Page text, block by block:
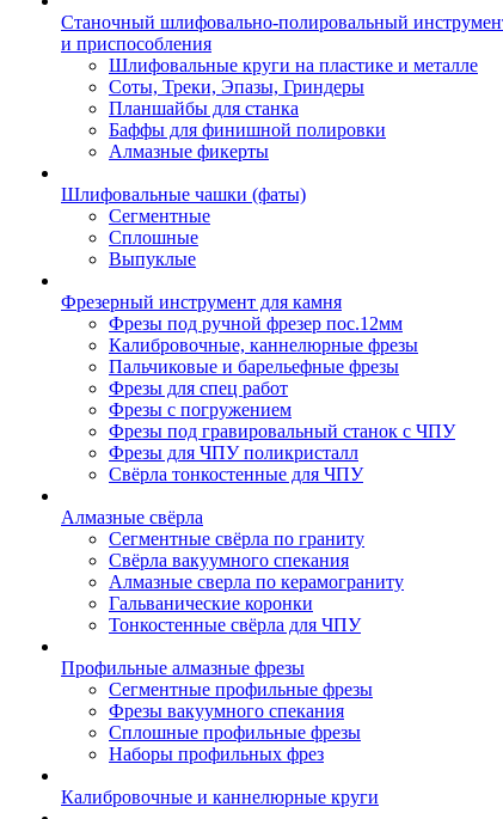
Станочный шлифовально-полировальный
и приспособления
Шлифовальные круги на пластике и металле
Соты, Треки, Эпазы, Гриндеры
Планшайбы для станка
Баффы для финишной полировки
Алмазные фикерты
Шлифовальные чашки (фаты)
Сегментные
Сплошные
Выпуклые
Фрезерный инструмент для камня
Фрезы под ручной фрезер пос.12мм
Калибровочные, каннелюрные фрезы
Пальчиковые и барельефные фрезы
Фрезы для спец работ
Фрезы с погружением
Фрезы под гравировальный станок с ЧПУ
Фрезы для ЧПУ поликристалл
Свёрла тонкостенные для ЧПУ
Алмазные свёрла
Сегментные свёрла по граниту
Свёрла вакуумного спекания
Алмазные сверла по керамограниту
Гальванические коронки
Тонкостенные свёрла для ЧПУ
Профильные алмазные фрезы
Сегментные профильные фрезы
Фрезы вакуумного спекания
Сплошные профильные фрезы
Наборы профильных фрез
Калибровочные и каннелюрные круги